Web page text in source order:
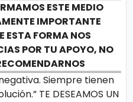
ESTE MEDIO
IMPORTANTE
ESTA FORMA NOS
POR TU APOYO, NO
Siempre tienen
TE DESEAMOS UN